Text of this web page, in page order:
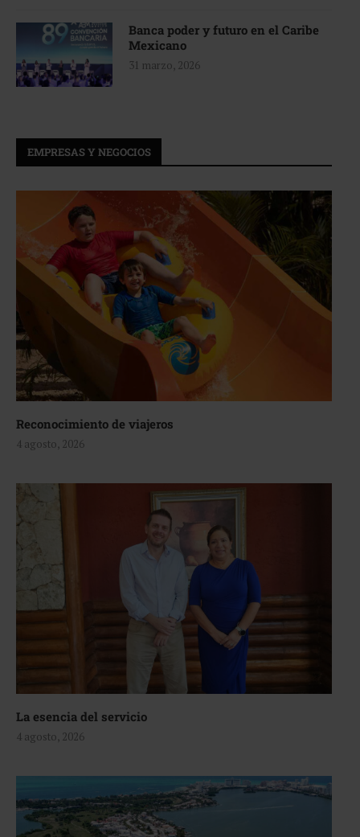
Banca poder y futuro en el Caribe
Mexicano
31 marzo, 2026
EMPRESAS Y NEGOCIOS
Reconocimiento de viajeros
4 agosto, 2026
La esencia del servicio
4 agosto, 2026